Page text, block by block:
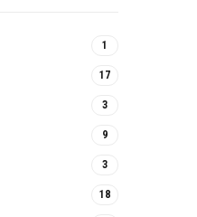
1
17
3
9
3
18